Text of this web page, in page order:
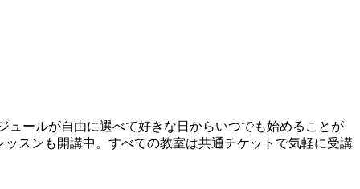
ュールが自由に選べて好きな日からいつでも始めることが
スンも開講中。すべての教室は共通チケットで気軽に受講